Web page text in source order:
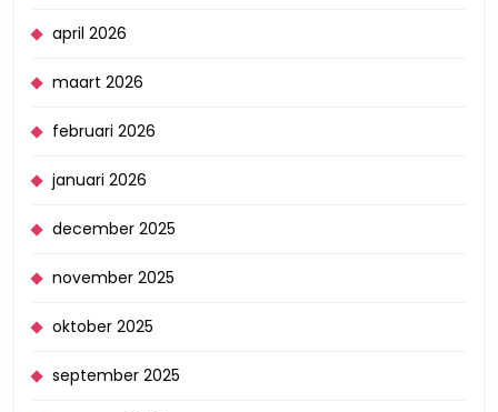
april 2026
maart 2026
februari 2026
januari 2026
december 2025
november 2025
oktober 2025
september 2025